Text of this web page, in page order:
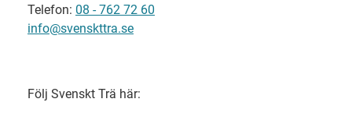
Telefon: 08 - 762 72 60
info@svenskttra.se
Följ Svenskt Trä här: